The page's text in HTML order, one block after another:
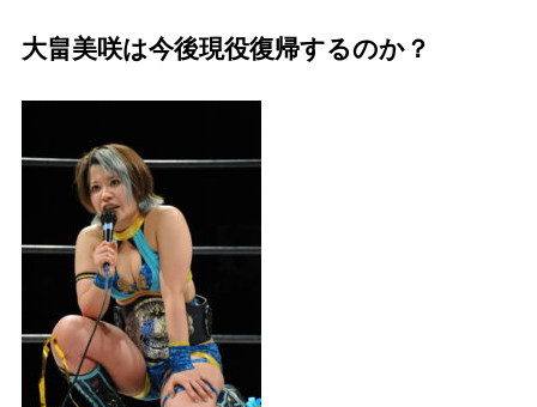
大畠美咲は今後現役復帰するのか？